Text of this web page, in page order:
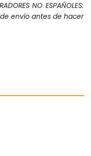
NO ESPAÑOLES:
envío antes de hacer